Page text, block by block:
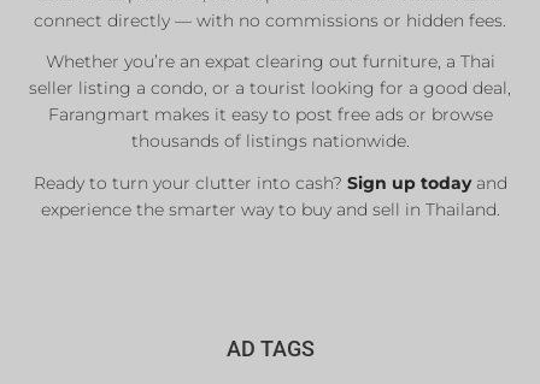
List Now
connect directly — with no commissions or hidden fees.
Whether you’re an expat clearing out furniture, a Thai
seller listing a condo, or a tourist looking for a good deal,
Farangmart makes it easy to post free ads or browse
thousands of listings nationwide.
Ready to turn your clutter into cash? Sign up todayand
experience the smarter way to buy and sell in Thailand.
AD TAGS